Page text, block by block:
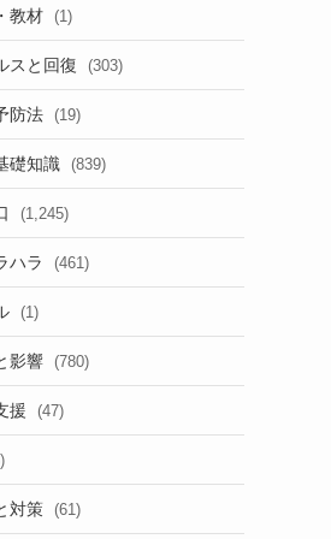
教材 (1)
スと回復 (303)
防法 (19)
礎知識 (839)
(1,245)
ハラ (461)
(1)
影響 (780)
援 (47)
対策 (61)